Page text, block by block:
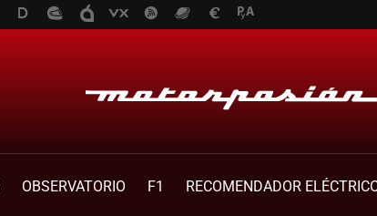
OBSERVATORIO F1
RECOMENDADOR